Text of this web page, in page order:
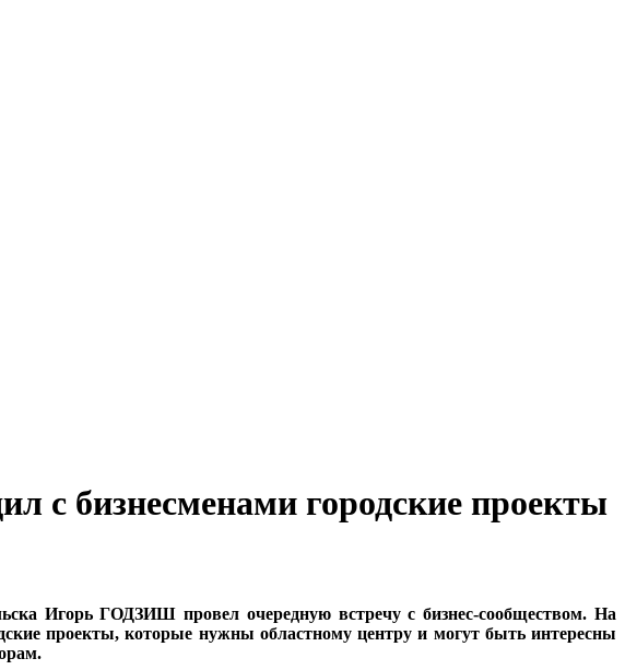
с бизнесменами городские проекты
Игорь ГОДЗИШ провел очередную встречу с бизнес-сообществом. На
проекты, которые нужны областному центру и могут быть интересны